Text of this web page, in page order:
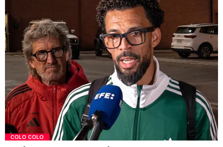
COLO COLO